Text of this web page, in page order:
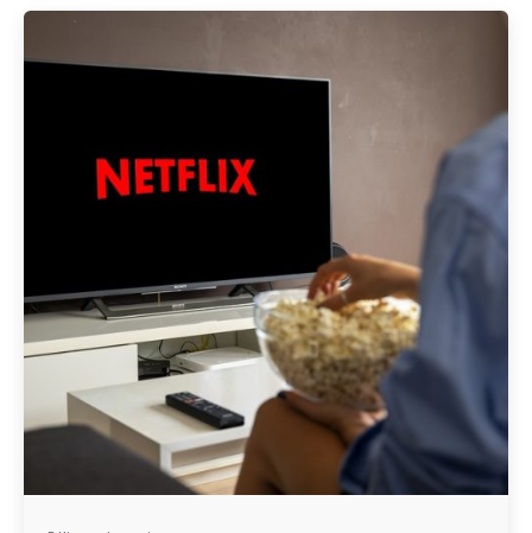
Geschrieben von
Redaktion Immofragen Bezirk Mödling (AT)